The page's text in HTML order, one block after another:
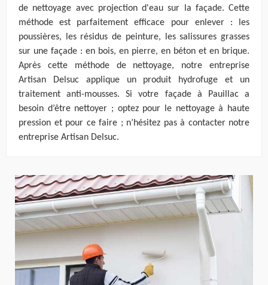
de nettoyage avec projection d'eau sur la façade. Cette
méthode est parfaitement efficace pour enlever : les
poussières, les résidus de peinture, les salissures grasses
sur une façade : en bois, en pierre, en béton et en brique.
Après cette méthode de nettoyage, notre entreprise
Artisan Delsuc applique un produit hydrofuge et un
traitement anti-mousses. Si votre façade à Pauillac a
besoin d’être nettoyer ; optez pour le nettoyage à haute
pression et pour ce faire ; n’hésitez pas à contacter notre
entreprise Artisan Delsuc.